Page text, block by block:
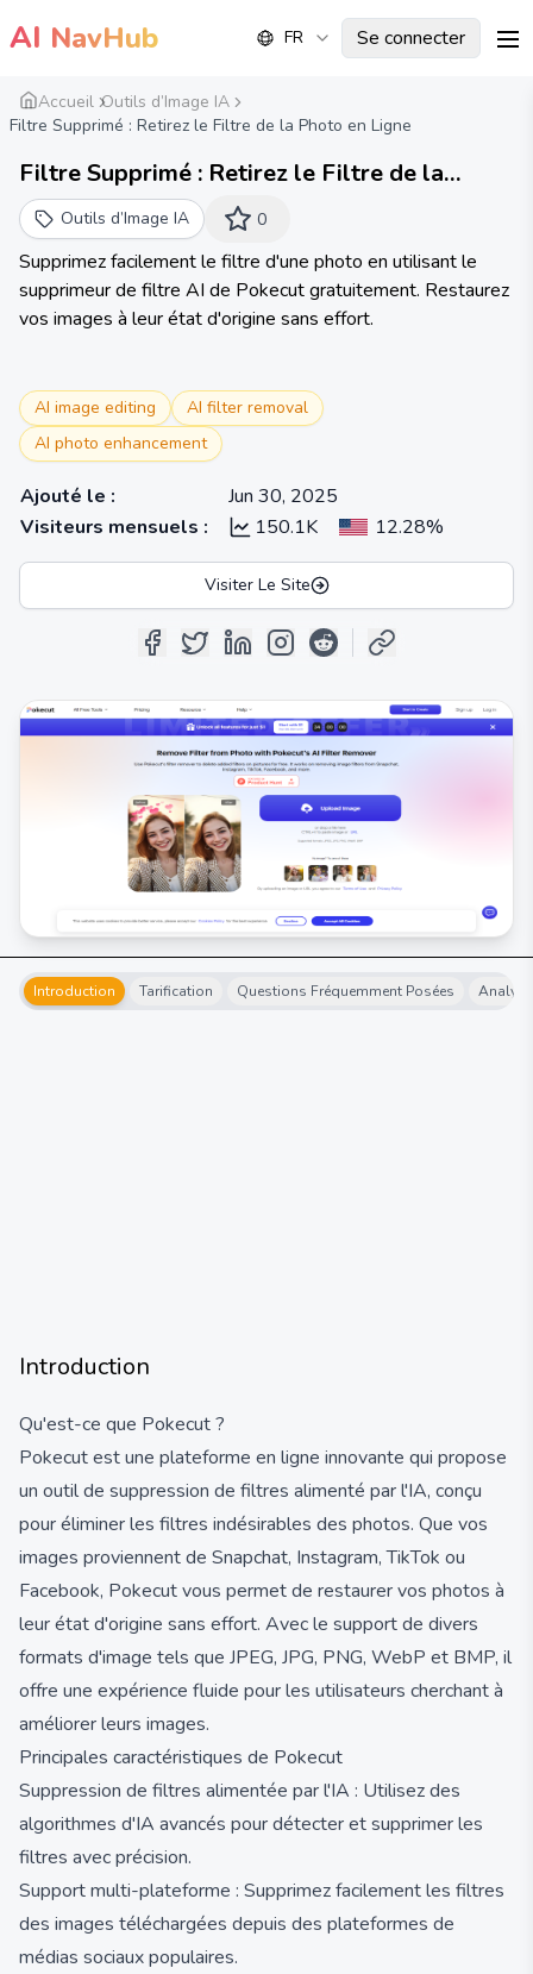
AI NavHub FR Se connecter
Accueil Outils d’Image IA
Filtre Supprimé : Retirez le Filtre de la Photo en Ligne
Filtre Supprimé : Retirez le Filtre de la
Photo en Ligne | Pokecut
Outils d’Image IA 0
Supprimez facilement le filtre d'une photo en utilisant le
supprimeur de filtre AI de Pokecut gratuitement. Restaurez
vos images à leur état d'origine sans effort.
AI image editing
AI filter removal
AI photo enhancement
Ajouté le :
Jun 30, 2025
Visiteurs mensuels : 150.1K 12.28%
Visiter Le Site
Introduction Tarification Questions Fréquemment Posées
Introduction
Qu'est-ce que Pokecut ?
Pokecut est une plateforme en ligne innovante qui propose
un outil de suppression de filtres alimenté par l'IA, conçu
pour éliminer les filtres indésirables des photos. Que vos
images proviennent de Snapchat, Instagram, TikTok ou
Facebook, Pokecut vous permet de restaurer vos photos à
leur état d'origine sans effort. Avec le support de divers
formats d'image tels que JPEG, JPG, PNG, WebP et BMP, il
offre une expérience fluide pour les utilisateurs cherchant à
améliorer leurs images.
Principales caractéristiques de Pokecut
Suppression de filtres alimentée par l'IA : Utilisez des
algorithmes d'IA avancés pour détecter et supprimer les
filtres avec précision.
Support multi-plateforme : Supprimez facilement les filtres
des images téléchargées depuis des plateformes de
médias sociaux populaires.